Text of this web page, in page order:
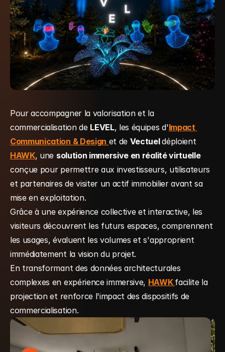
Pour accompagner la valorisation et la
commercialisation de LEVEL, les équipes d'Impact
Communication & Design et de Vectuel
déploient
HAWK, une solution immersive en réalité virtuelle
conçue pour permettre aux investisseurs, utilisateurs
et partenaires de visiter un actif immobilier avant sa
mise en exploitation.
Grâce à une expérience collective et interactive, les
visiteurs découvrent les futurs espaces, comprennent
les usages, évaluent les volumes et s'approprient
immédiatement la vision du projet.
En transformant des données architecturales
complexes en expérience immersive, HAWK facilite la
projection et renforce l'impact des dispositifs de
commercialisation.